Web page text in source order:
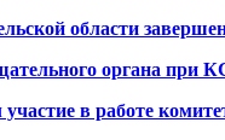
области
органа при
в работе